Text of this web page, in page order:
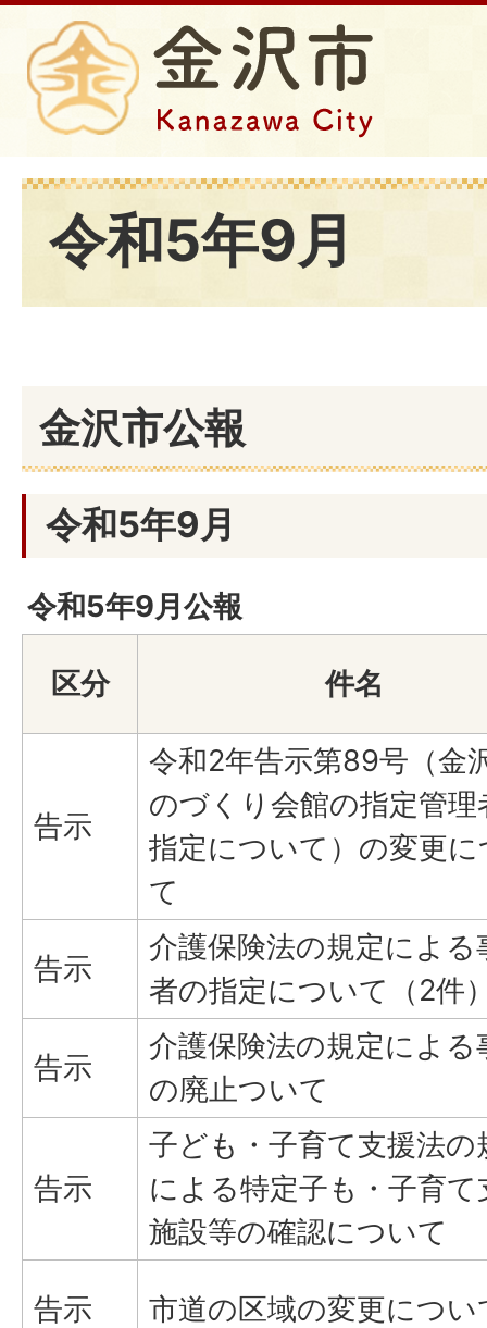
令和5年9月
金沢市公報
令和5年9月
令和5年9月公報
区分 件名
告示
令和2年告示第89号（金
のづくり会館の指定管理
指定について）の変更に
て
告示
介護保険法の規定による
者の指定について（2件
告示
介護保険法の規定による
の廃止ついて
告示
子ども・子育て支援法の
による特定子も・子育て
施設等の確認について
告示 市道の区域の変更につい